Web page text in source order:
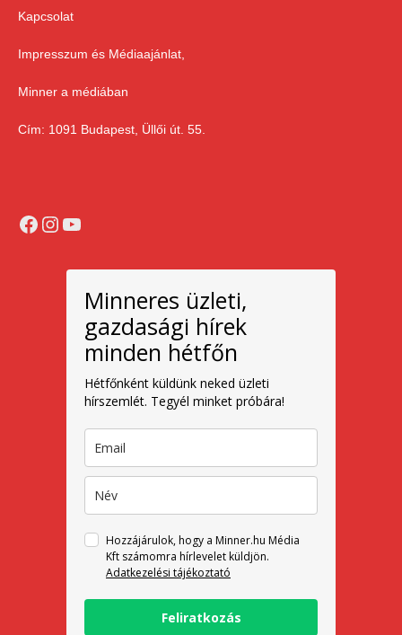
Kapcsolat
Impresszum és Médiaajánlat,
Minner a médiában
Cím: 1091 Budapest, Üllői út. 55.
Facebook
Instagram
YouTube
Minneres üzleti,
gazdasági hírek
minden hétfőn
Hétfőnként küldünk neked üzleti
hírszemlét. Tegyél minket próbára!
Hozzájárulok, hogy a Minner.hu Média
Kft számomra hírlevelet küldjön.
Adatkezelési tájékoztató
Feliratkozás